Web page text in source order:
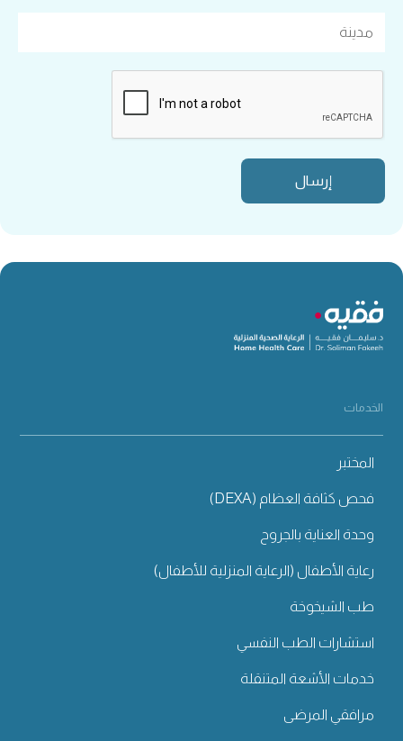
الخدمات
المختبر
فحص كثافة العظام (DEXA)
وحدة العناية بالجروح
رعاية الأطفال (الرعاية المنزلية للأطفال)
طب الشيخوخة
استشارات الطب النفسي
خدمات الأشعة المتنقلة
مرافقي المرضى